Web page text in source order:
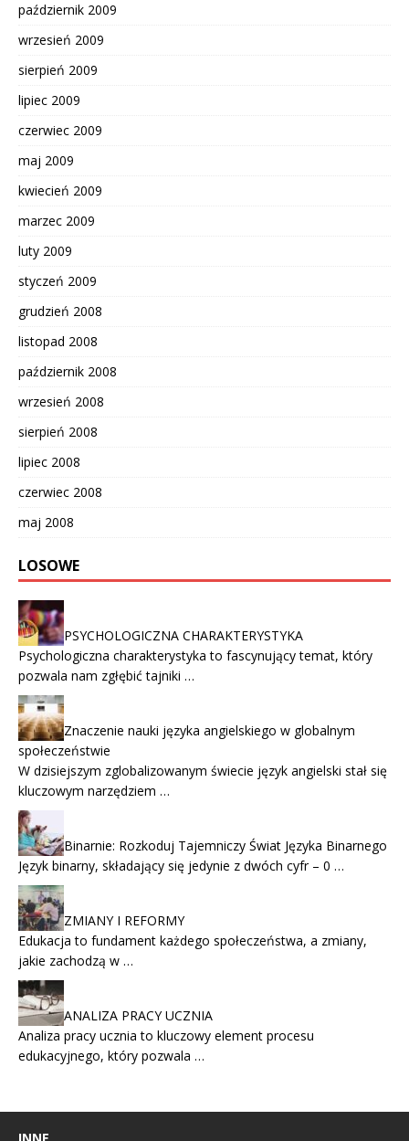
październik 2009
wrzesień 2009
sierpień 2009
lipiec 2009
czerwiec 2009
maj 2009
kwiecień 2009
marzec 2009
luty 2009
styczeń 2009
grudzień 2008
listopad 2008
październik 2008
wrzesień 2008
sierpień 2008
lipiec 2008
czerwiec 2008
maj 2008
LOSOWE
PSYCHOLOGICZNA CHARAKTERYSTYKA
Psychologiczna charakterystyka to fascynujący temat, który
pozwala nam zgłębić tajniki …
Znaczenie nauki języka angielskiego w globalnym
społeczeństwie
W dzisiejszym zglobalizowanym świecie język angielski stał się
kluczowym narzędziem …
Binarnie: Rozkoduj Tajemniczy Świat Języka Binarnego
Język binarny, składający się jedynie z dwóch cyfr – 0 …
ZMIANY I REFORMY
Edukacja to fundament każdego społeczeństwa, a zmiany,
jakie zachodzą w …
ANALIZA PRACY UCZNIA
Analiza pracy ucznia to kluczowy element procesu
edukacyjnego, który pozwala …